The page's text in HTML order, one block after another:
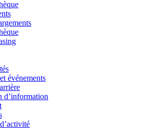
événements
d’information